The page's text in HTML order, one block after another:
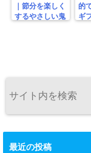
｜節分を楽しく
するやさしい鬼
的
ギ
最近の投稿